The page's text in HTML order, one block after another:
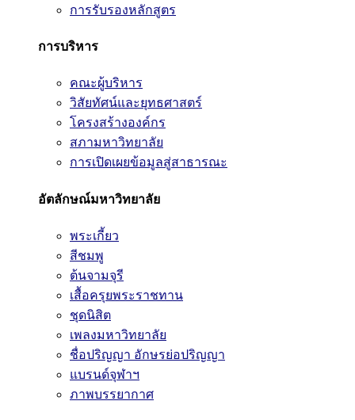
การรับรองหลักสูตร
การบริหาร
คณะผู้บริหาร
วิสัยทัศน์และยุทธศาสตร์
โครงสร้างองค์กร
สภามหาวิทยาลัย
การเปิดเผยข้อมูลสู่สาธารณะ
อัตลักษณ์มหาวิทยาลัย
พระเกี้ยว
สีชมพู
ต้นจามจุรี
เสื้อครุยพระราชทาน
ชุดนิสิต
เพลงมหาวิทยาลัย
ชื่อปริญญา อักษรย่อปริญญา
แบรนด์จุฬาฯ
ภาพบรรยากาศ